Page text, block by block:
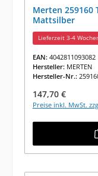
Merten 259160
Mattsilber
Lieferzeit 3-4
EAN: 4042811093082
Hersteller: MERTEN
Hersteller-Nr.:
Regulärer Preis:
147,70 €
Preise inkl. MwSt.